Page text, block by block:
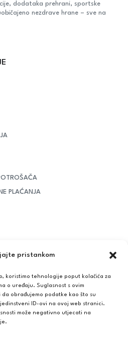
pristankom
koristimo tehnologije poput kolačića za
o uređaju. Suglasnost s ovim
obrađujemo podatke kao što su
ID-ovi na ovoj web stranici.
može negativno utjecati na
dodataka prehrani, sportske
nezdrave hrane – sve na
PLAĆANJA
prilikom preuzimanja, CorvusPay